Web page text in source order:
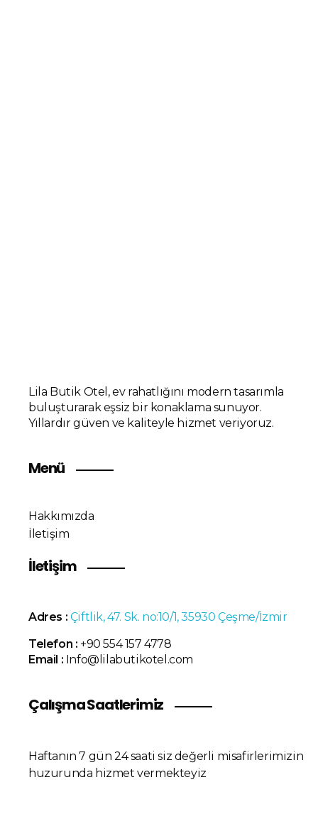
Lila Butik Otel, ev rahatlığını modern tasarımla
buluşturarak eşsiz bir konaklama sunuyor.
Yıllardır güven ve kaliteyle hizmet veriyoruz.
Menü
Hakkımızda
İletişim
İletişim
Adres : Çiftlik, 47. Sk. no:10/1, 35930 Çeşme/İzmir
Telefon : +90 554 157 4778
Email : Info@lilabutikotel.com
Çalışma Saatlerimiz
Haftanın 7 gün 24 saati siz değerli misafirlerimizin
huzurunda hizmet vermekteyiz